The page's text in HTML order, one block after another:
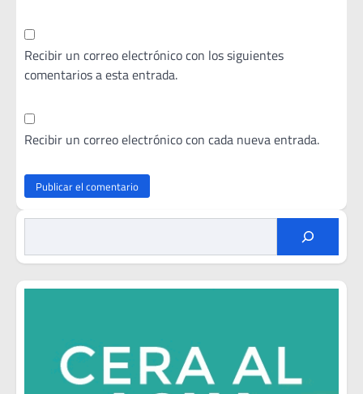
Recibir un correo electrónico con los siguientes
comentarios a esta entrada.
Recibir un correo electrónico con cada nueva entrada.